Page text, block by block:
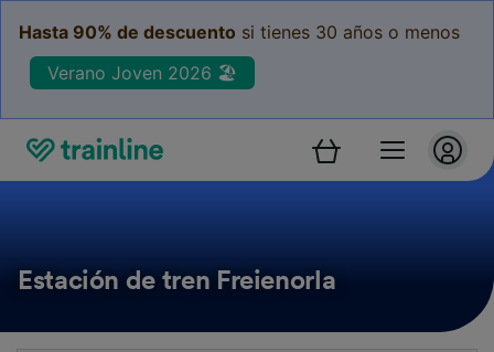
Hasta 90% de descuento si tienes 30 años o menos
Verano Joven 2026 🏖️
Estación de tren Freienorla